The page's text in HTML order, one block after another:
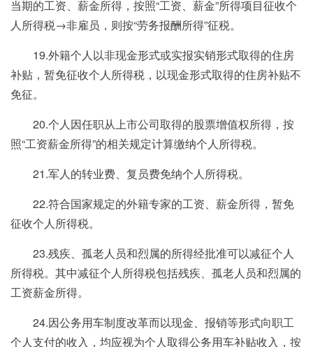
当期的工资、薪金所得，按照“工资、薪金”所得项目征收个
人所得税→非雇员，则按“劳务报酬所得”征税。
19.外籍个人以非现金形式或实报实销形式取得的住房
补贴，暂免征收个人所得税，以现金形式取得的住房补贴不
免征。
20.个人因任职从上市公司取得的股票增值权所得，按
照“工资薪金所得”的相关规定计算缴纳个人所得税。
21.军人的转业费、复员费免纳个人所得税。
22.符合国家规定的外籍专家的工资、薪金所得，暂免
征收个人所得税。
23.残疾、孤老人员和烈属的所得经批准可以减征个人
所得税。其中减征个人所得税包括残疾、孤老人员和烈属的
工资薪金所得。
24.因公务用车制度改革而以现金、报销等形式向职工
个人支付的收入，均应视为个人取得公务用车补贴收入，按